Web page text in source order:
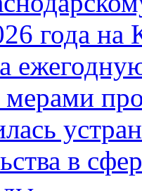
года на
в